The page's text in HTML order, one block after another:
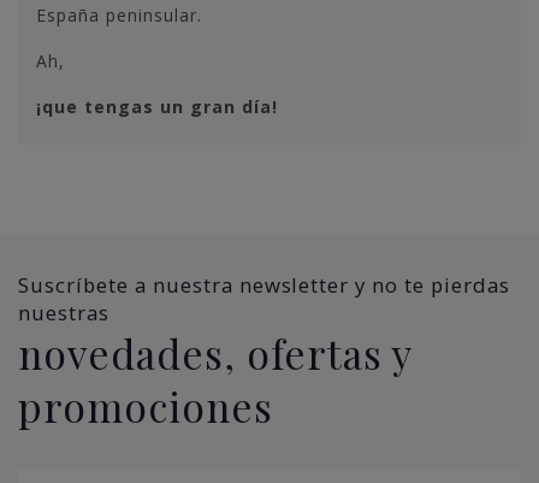
España peninsular.
Ah,
¡que tengas un gran día!
Suscríbete a nuestra newsletter y no te pierdas
nuestras
novedades, ofertas y
promociones